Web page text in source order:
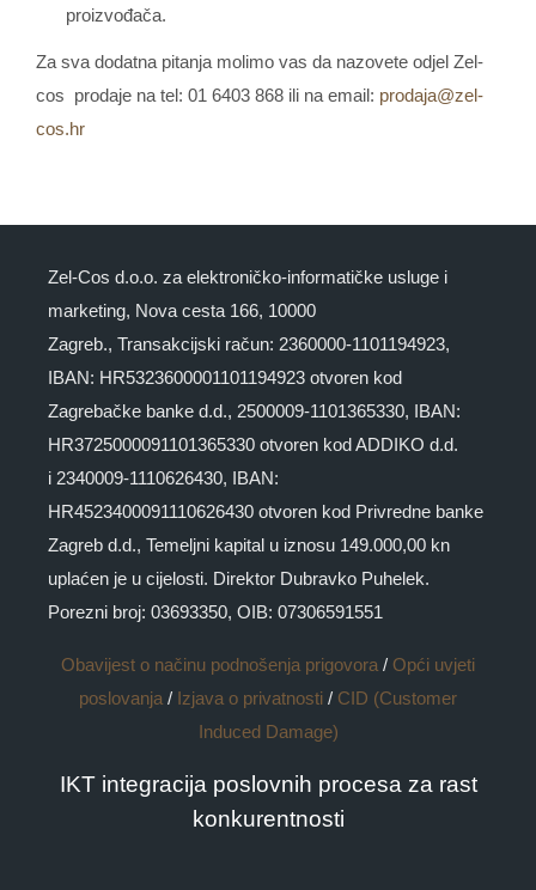
proizvođača.
Za sva dodatna pitanja molimo vas da nazovete odjel Zel-
cos prodaje na tel: 01 6403 868 ili na email: prodaja@zel-
cos.hr
Zel-Cos d.o.o. za elektroničko-informatičke usluge i
marketing, Nova cesta 166, 10000
Zagreb., Transakcijski račun: 2360000-1101194923,
IBAN: HR5323600001101194923 otvoren kod
Zagrebačke banke d.d., 2500009-1101365330, IBAN:
HR3725000091101365330 otvoren kod ADDIKO d.d.
i 2340009-1110626430, IBAN:
HR4523400091110626430 otvoren kod Privredne banke
Zagreb d.d., Temeljni kapital u iznosu 149.000,00 kn
uplaćen je u cijelosti. Direktor Dubravko Puhelek.
Porezni broj: 03693350, OIB: 07306591551
Obavijest o načinu podnošenja prigovora / Opći uvjeti
poslovanja / Izjava o privatnosti / CID (Customer
Induced Damage)
IKT integracija poslovnih procesa za rast
konkurentnosti